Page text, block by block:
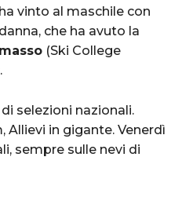
vinto al maschile con
che ha avuto la
(Ski College
.
selezioni nazionali.
Allievi in gigante. Venerdì
sempre sulle nevi di